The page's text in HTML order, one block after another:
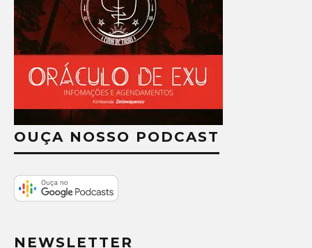
OUÇA NOSSO PODCAST
NEWSLETTER